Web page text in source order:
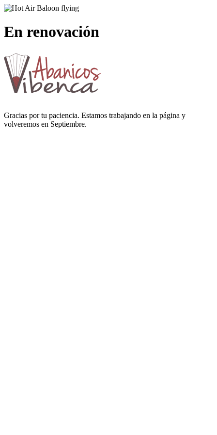
En renovación
Gracias por tu paciencia. Estamos trabajando en la página y
volveremos en Septiembre.